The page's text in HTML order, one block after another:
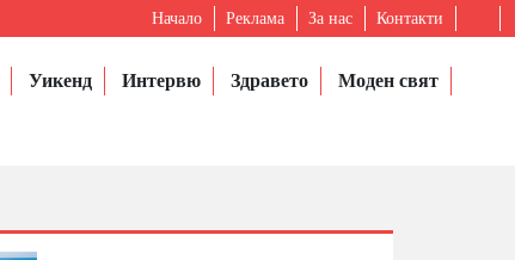
Начало Реклама За нас Контакти
Уикенд Интервю Здравето
Моден свят